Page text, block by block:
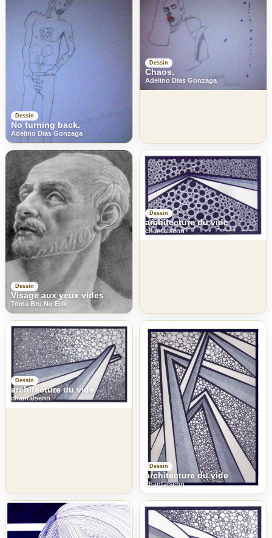
Dessin
No turning back.
Adelino Dias Gonzaga
Dessin
Chaos.
Adelino Dias Gonzaga
Dessin
Visage aux yeux vides
Toma Bru No Erik
Dessin
architecture du vide
chantalsenn
Dessin
architecture du vide
chantalsenn
Dessin
architecture du vide
chantalsenn